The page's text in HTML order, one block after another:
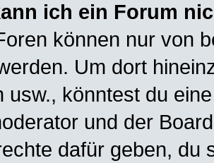
ich ein Forum
können nur von
Um dort
usw., könntest du
und der
dafür geben, du